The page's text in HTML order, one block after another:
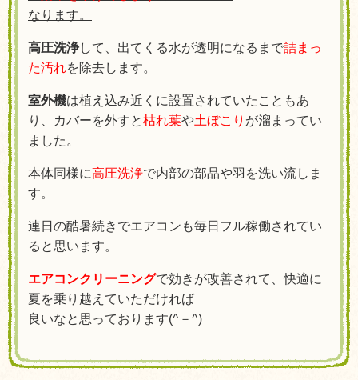
なります。
高圧洗浄して、出てくる水が透明になるまで詰まっ
た汚れを除去します。
室外機は植え込み近くに設置されていたこともあ
り、カバーを外すと枯れ葉や土ぼこり が溜まってい
ました。
本体同様に高圧洗浄で内部の部品や羽を洗い流しま
す。
連日の酷暑続きでエアコンも毎日フル稼働されてい
ると思います。
エアコンクリーニングで効きが改善されて、快適に
夏を乗り越えていただければ
良いなと思っております(^－^)